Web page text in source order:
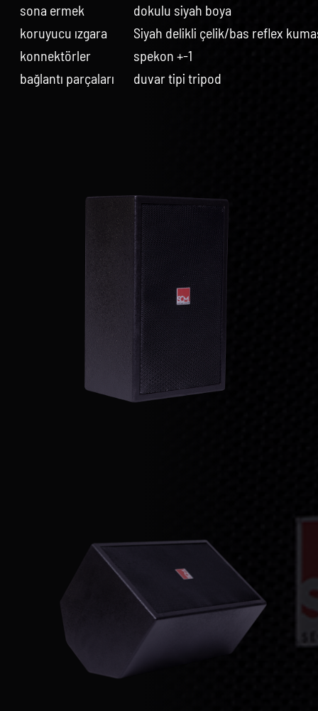
sona ermek
dokulu siyah boya
koruyucu ızgara
Siyah delikli çelik/bas reflex
konnektörler
spekon +-1
bağlantı parçaları
duvar tipi tripod